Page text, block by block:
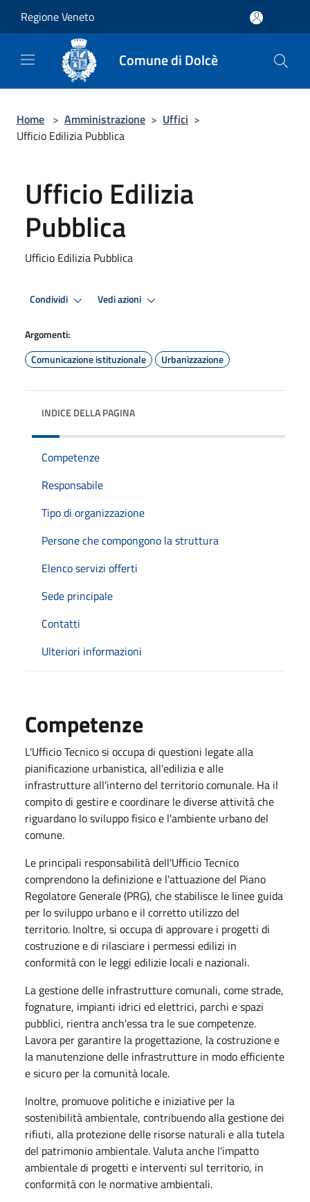
Regione Veneto
Comune di Dolcè
Home > Amministrazione > Uffici >
Ufficio Edilizia Pubblica
Ufficio Edilizia
Pubblica
Ufficio Edilizia Pubblica
Condividi Vedi azioni
Argomenti:
Comunicazione istituzionale
Urbanizzazione
INDICE DELLA PAGINA
Competenze
Responsabile
Tipo di organizzazione
Persone che compongono la struttura
Elenco servizi offerti
Sede principale
Contatti
Ulteriori informazioni
Competenze
L'Ufficio Tecnico si occupa di questioni legate alla
pianificazione urbanistica, all'edilizia e alle
infrastrutture all'interno del territorio comunale. Ha il
compito di gestire e coordinare le diverse attività che
riguardano lo sviluppo fisico e l'ambiente urbano del
comune.
Le principali responsabilità dell'Ufficio Tecnico
comprendono la definizione e l'attuazione del Piano
Regolatore Generale (PRG), che stabilisce le linee guida
per lo sviluppo urbano e il corretto utilizzo del
territorio. Inoltre, si occupa di approvare i progetti di
costruzione e di rilasciare i permessi edilizi in
conformità con le leggi edilizie locali e nazionali.
La gestione delle infrastrutture comunali, come strade,
fognature, impianti idrici ed elettrici, parchi e spazi
pubblici, rientra anch'essa tra le sue competenze.
Lavora per garantire la progettazione, la costruzione e
la manutenzione delle infrastrutture in modo efficiente
e sicuro per la comunità locale.
Inoltre, promuove politiche e iniziative per la
sostenibilità ambientale, contribuendo alla gestione dei
rifiuti, alla protezione delle risorse naturali e alla tutela
del patrimonio ambientale. Valuta anche l'impatto
ambientale di progetti e interventi sul territorio, in
conformità con le normative ambientali.